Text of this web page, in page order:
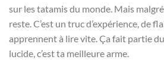
sur les tatamis du monde. Mais
reste. C’est un truc d’expérience, de
apprennent à lire vite. Ça fait partie du
lucide, c’est ta meilleure arme.